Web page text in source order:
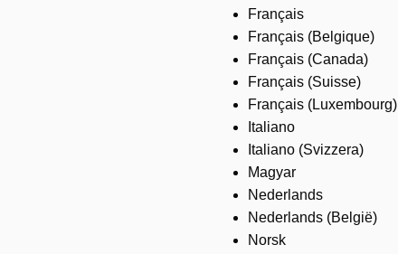
Français
Français (Belgique)
Français (Canada)
Français (Suisse)
Français (Luxembourg)
Italiano
Italiano (Svizzera)
Magyar
Nederlands
Nederlands (België)
Norsk